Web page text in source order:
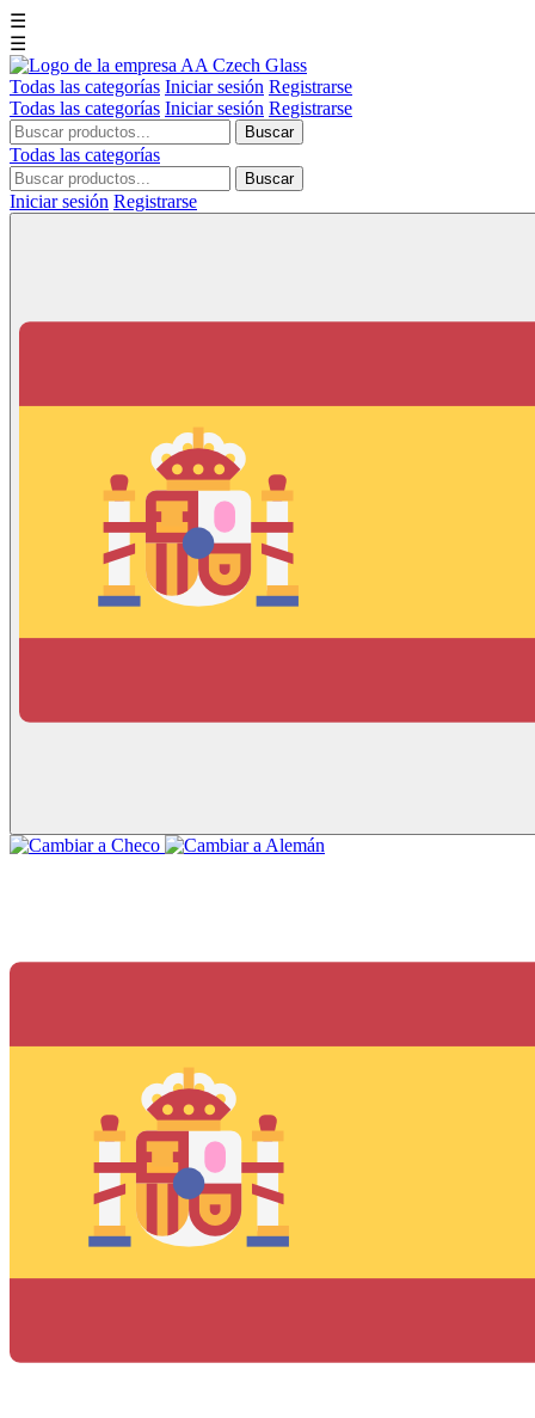
☰
☰
Todas las categorías Iniciar sesión Registrarse
Todas las categorías Iniciar sesión Registrarse
Buscar
Todas las categorías
Buscar
Iniciar sesión Registrarse